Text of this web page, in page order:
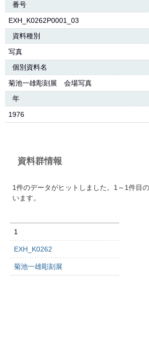
番号
EXH_K0262P0001_03
資料種別
写真
個別資料名
菊池一雄彫刻展 会場写真
年
1976
資料群情報
1件のデータがヒットしました。1～1件目
います。
1
EXH_K0262
菊池一雄彫刻展